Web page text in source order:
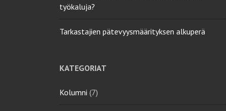
työkaluja?
Tarkastajien pätevyysmäärityksen alkuperä
KATEGORIAT
Kolumni (7)